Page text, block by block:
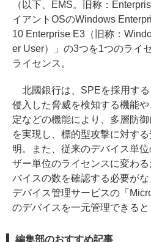
（以下、EMS。旧称：
イアントOSのWindows
10 Enterprise E3（旧称：
er User）」の3つを1つのライ
ライセンス。
北國銀行は、SPEを採用する
侵入した脅威を検知する機能
定などの機能により、多層防
を実現し、標的型攻撃に対す
明。また、従来のデバイス単
ザー単位のライセンスに変わ
バイスの数を確認する必要が
デバイス管理サービスの「
のデバイスを一元管理できると
編集部のおすすめ記事